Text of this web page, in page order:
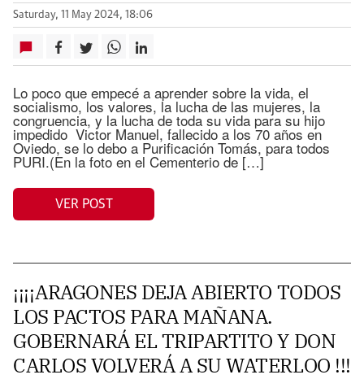
Saturday, 11 May 2024, 18:06
Lo poco que empecé a aprender sobre la vida, el
socialismo, los valores, la lucha de las mujeres, la
congruencia, y la lucha de toda su vida para su hijo
impedido Victor Manuel, fallecido a los 70 años en
Oviedo, se lo debo a Purificación Tomás, para todos
PURI.(En la foto en el Cementerio de […]
VER POST
¡¡¡¡ARAGONES DEJA ABIERTO TODOS
LOS PACTOS PARA MAÑANA.
GOBERNARÁ EL TRIPARTITO Y DON
CARLOS VOLVERÁ A SU WATERLOO !!!